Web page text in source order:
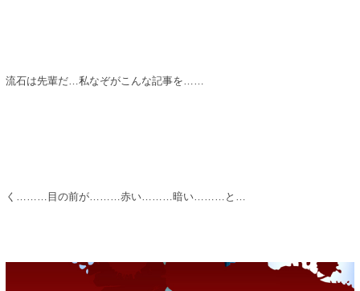
流石は先輩だ…私なぞがこんな記事を……
く………目の前が………赤い………暗い………と…